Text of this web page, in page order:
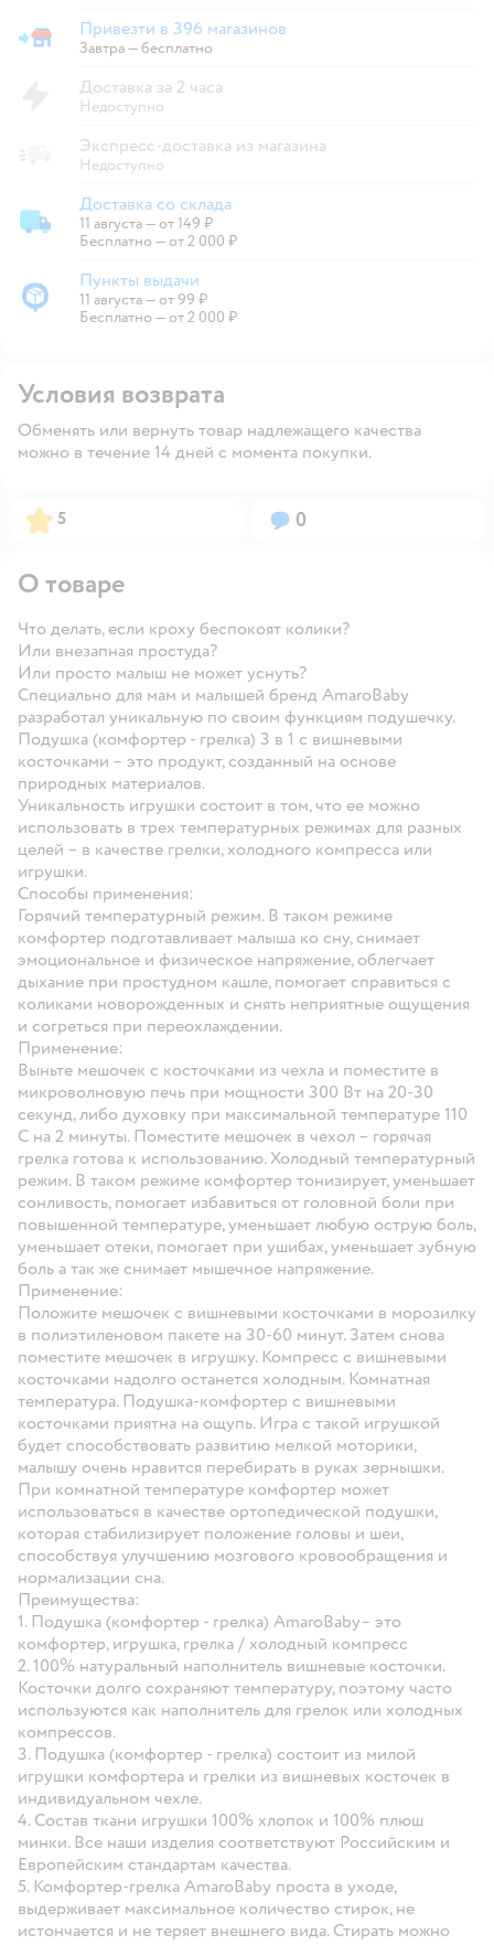
Привезти в магазин
Привезти в 396 магазинов
Завтра—бесплатно
Доставка за 2 часа
Недоступно
Экспресс-доставка из магазина
Недоступно
Доставка со склада
Доставка со склада
11 августа—от 149 ₽
Бесплатно — от 2 000 ₽
Пункты выдачи
Пункты выдачи
11 августа—от 99 ₽
Бесплатно — от 2 000 ₽
Условия возврата
Обменять или вернуть товар надлежащего качества
можно в течение 14 дней с момента покупки.
Рейтинг:
5 Вопросов:
0
О товаре
Что делать, если кроху беспокоят колики?
Или внезапная простуда?
Или просто малыш не может уснуть?
Специально для мам и малышей бренд AmaroBaby
разработал уникальную по своим функциям подушечку.
Подушка (комфортер - грелка) 3 в 1 с вишневыми
косточками – это продукт, созданный на основе
природных материалов.
Уникальность игрушки состоит в том, что ее можно
использовать в трех температурных режимах для разных
целей – в качестве грелки, холодного компресса или
игрушки.
Способы применения:
Горячий температурный режим. В таком режиме
комфортер подготавливает малыша ко сну, снимает
эмоциональное и физическое напряжение, облегчает
дыхание при простудном кашле, помогает справиться с
коликами новорожденных и снять неприятные ощущения
и согреться при переохлаждении.
Применение:
Выньте мешочек с косточками из чехла и поместите в
микроволновую печь при мощности 300 Вт на 20-30
секунд, либо духовку при максимальной температуре 110
С на 2 минуты. Поместите мешочек в чехол – горячая
грелка готова к использованию. Холодный температурный
режим. В таком режиме комфортер тонизирует, уменьшает
сонливость, помогает избавиться от головной боли при
повышенной температуре, уменьшает любую острую боль,
уменьшает отеки, помогает при ушибах, уменьшает зубную
боль а так же снимает мышечное напряжение.
Применение:
Положите мешочек с вишневыми косточками в морозилку
в полиэтиленовом пакете на 30-60 минут. Затем снова
поместите мешочек в игрушку. Компресс с вишневыми
косточками надолго останется холодным. Комнатная
температура. Подушка-комфортер с вишневыми
косточками приятна на ощупь. Игра с такой игрушкой
будет способствовать развитию мелкой моторики,
малышу очень нравится перебирать в руках зернышки.
При комнатной температуре комфортер может
использоваться в качестве ортопедической подушки,
которая стабилизирует положение головы и шеи,
способствуя улучшению мозгового кровообращения и
нормализации сна.
Преимущества:
1. Подушка (комфортер - грелка) AmaroBaby– это
комфортер, игрушка, грелка / холодный компресс
2. 100% натуральный наполнитель вишневые косточки.
Косточки долго сохраняют температуру, поэтому часто
используются как наполнитель для грелок или холодных
компрессов.
3. Подушка (комфортер - грелка) состоит из милой
игрушки комфортера и грелки из вишневых косточек в
индивидуальном чехле.
4. Состав ткани игрушки 100% хлопок и 100% плюш
минки. Все наши изделия соответствуют Российским и
Европейским стандартам качества.
5. Комфортер-грелка AmaroBaby проста в уходе,
выдерживает максимальное количество стирок, не
истончается и не теряет внешнего вида. Стирать можно